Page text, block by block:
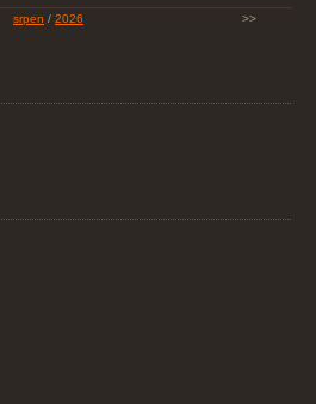
srpen / 2026 >>